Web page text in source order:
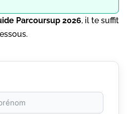
Parcoursup 2026, il te suffit